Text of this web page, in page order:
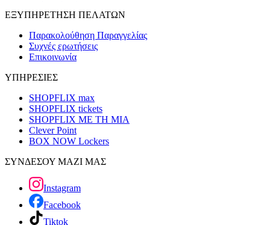
ΕΞΥΠΗΡΕΤΗΣΗ ΠΕΛΑΤΩΝ
Παρακολούθηση Παραγγελίας
Συχνές ερωτήσεις
Επικοινωνία
ΥΠΗΡΕΣΙΕΣ
SHOPFLIX max
SHOPFLIX tickets
SHOPFLIX ΜΕ ΤΗ ΜΙΑ
Clever Point
BOX NOW Lockers
ΣΥΝΔΕΣΟΥ ΜΑΖΙ ΜΑΣ
Instagram
Facebook
Tiktok